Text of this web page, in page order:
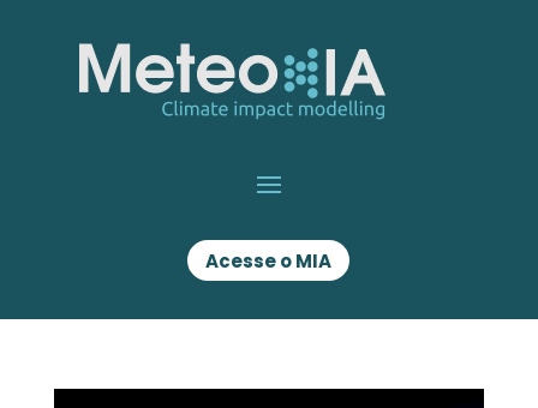
Acesse o MIA